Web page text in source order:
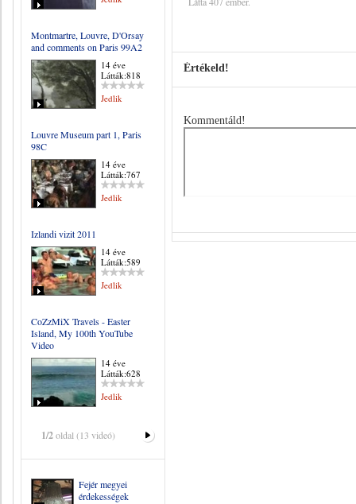
Montmartre, Louvre, D'Orsay
and comments on Paris 99A2
14 éve
Látták:818
Jedlik
Louvre Museum part 1, Paris
98C
14 éve
Látták:767
Jedlik
Izlandi vizit 2011
14 éve
Látták:589
Jedlik
CoZzMiX Travels - Easter
Island, My 100th YouTube
Video
14 éve
Látták:628
Jedlik
1/2oldal (13 videó)
Fejér megyei
érdekességek
Értékeld!
Kommentáld!